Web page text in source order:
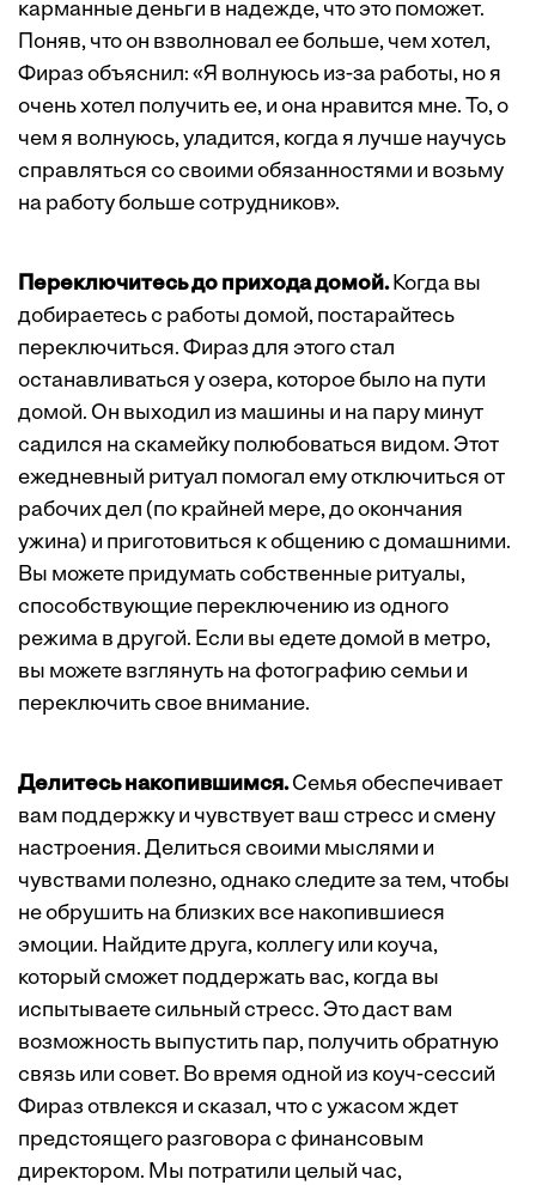
карманные деньги в надежде, что это поможет.
Поняв, что он взволновал ее больше, чем хотел,
Фираз объяснил: «Я волнуюсь из-за работы, но я
очень хотел получить ее, и она нравится мне. То, о
чем я волнуюсь, уладится, когда я лучше научусь
справляться со своими обязанностями и возьму
на работу больше сотрудников».
Переключитесь до прихода домой.Когда вы
добираетесь с работы домой, постарайтесь
переключиться. Фираз для этого стал
останавливаться у озера, которое было на пути
домой. Он выходил из машины и на пару минут
садился на скамейку полюбоваться видом. Этот
ежедневный ритуал помогал ему отключиться от
рабочих дел (по крайней мере, до окончания
ужина) и приготовиться к общению с домашними.
Вы можете придумать собственные ритуалы,
способствующие переключению из одного
режима в другой. Если вы едете домой в метро,
вы можете взглянуть на фотографию семьи и
переключить свое внимание.
Делитесь накопившимся.Семья обеспечивает
вам поддержку и чувствует ваш стресс и смену
настроения. Делиться своими мыслями и
чувствами полезно, однако следите за тем, чтобы
не обрушить на близких все накопившиеся
эмоции. Найдите друга, коллегу или коуча,
который сможет поддержать вас, когда вы
испытываете сильный стресс. Это даст вам
возможность выпустить пар, получить обратную
связь или совет. Во время одной из коуч-сессий
Фираз отвлекся и сказал, что с ужасом ждет
предстоящего разговора с финансовым
директором. Мы потратили целый час,